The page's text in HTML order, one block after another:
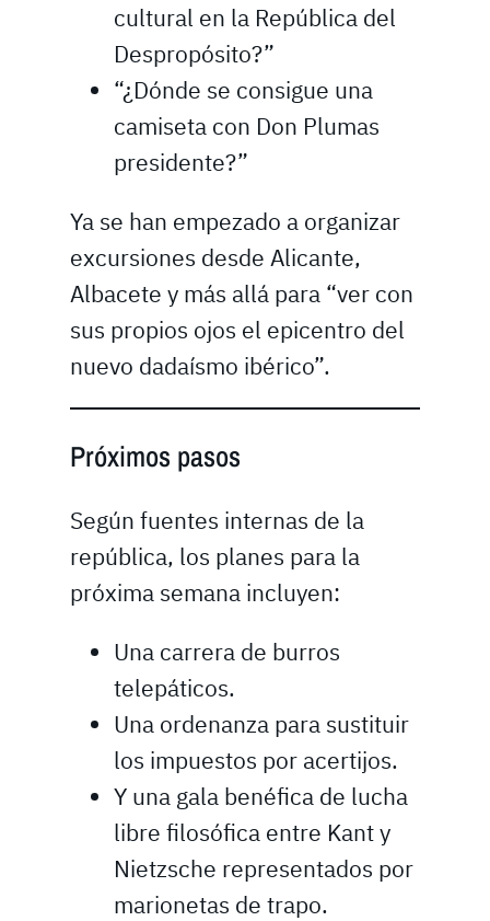
cultural en la República del
Despropósito?”
“¿Dónde se consigue una
camiseta con Don Plumas
presidente?”
Ya se han empezado a organizar
excursiones desde Alicante,
Albacete y más allá para “ver con
sus propios ojos el epicentro del
nuevo dadaísmo ibérico”.
Próximos pasos
Según fuentes internas de la
república, los planes para la
próxima semana incluyen:
Una carrera de burros
telepáticos.
Una ordenanza para sustituir
los impuestos por acertijos.
Y una gala benéfica de lucha
libre filosófica entre Kant y
Nietzsche representados por
marionetas de trapo.